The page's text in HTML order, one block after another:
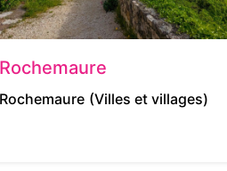
Rochemaure
Rochemaure (Villes et villages)